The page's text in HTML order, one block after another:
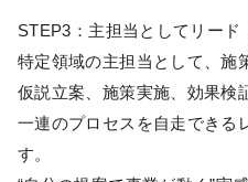
STEP3：主担当としてリード
特定領域の主担当として、施
仮説立案、施策実施、効果検
一連のプロセスを自走できる
す。